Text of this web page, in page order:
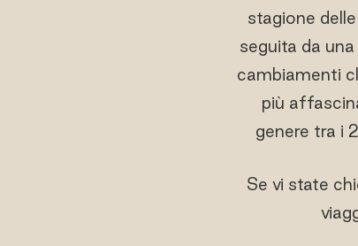
stagione
seguita da
cambiamenti
più
genere tra i
Se vi state